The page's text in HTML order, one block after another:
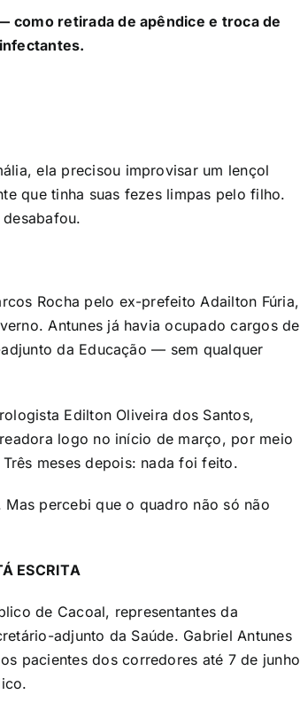
como retirada de apêndice e troca de
ela precisou improvisar um lençol
que tinha suas fezes limpas pelo filho.
Rocha pelo ex-prefeito Adailton Fúria,
Antunes já havia ocupado cargos de
da Educação — sem qualquer
Edilton Oliveira dos Santos,
logo no início de março, por meio
Três meses depois: nada foi feito.
percebi que o quadro não só não
ESCRITA
de Cacoal, representantes da
adjunto da Saúde. Gabriel Antunes
pacientes dos corredores até 7 de junho